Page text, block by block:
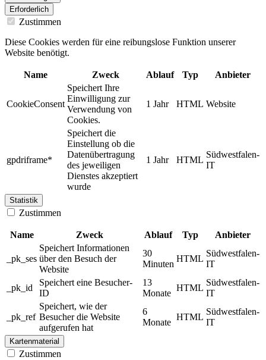
Erforderlich
Zustimmen
Diese Cookies werden für eine reibungslose Funktion unserer
Website benötigt.
Name Zweck Ablauf Typ Anbieter
CookieConsent
Speichert Ihre
Einwilligung zur
Verwendung von
Cookies.
1 Jahr HTML Website
gpdriframe*
Speichert die
Einstellung ob die
Datenübertragung
des jeweiligen
Dienstes akzeptiert
wurde
1 Jahr HTML
Südwestfalen-
IT
Statistik
Zustimmen
Name Zweck Ablauf Typ Anbieter
_pk_ses
Speichert Informationen
über den Besuch der
Website
30
Minuten
HTML
Südwestfalen-
IT
_pk_id
Speichert eine Besucher-
ID
13
Monate
HTML
Südwestfalen-
IT
_pk_ref
Speichert, wie der
Besucher die Website
aufgerufen hat
6
Monate
HTML
Südwestfalen-
IT
Kartenmaterial
Zustimmen